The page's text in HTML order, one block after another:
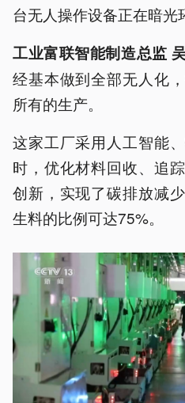
台无人操作设备正在暗光
工业富联智能制造总监
经基本做到全部无人化
所有的生产。
这家工厂采用人工智能
时，优化材料回收、追
创新，实现了碳排放减
生料的比例可达75%。